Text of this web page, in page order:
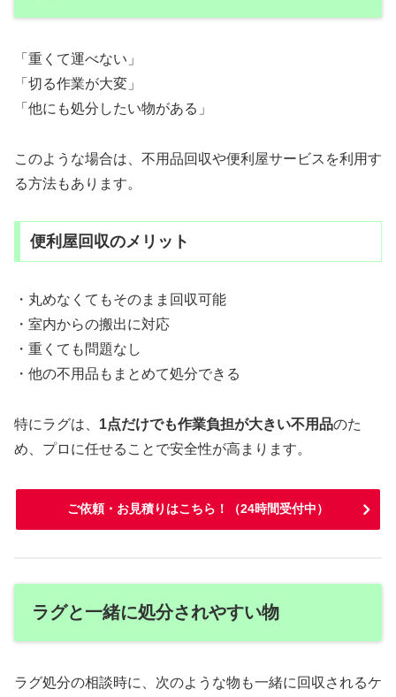
「重くて運べない」
「切る作業が大変」
「他にも処分したい物がある」
このような場合は、不用品回収や便利屋サービスを利用す
る方法もあります。
便利屋回収のメリット
・丸めなくてもそのまま回収可能
・室内からの搬出に対応
・重くても問題なし
・他の不用品もまとめて処分できる
特にラグは、 1点だけでも作業負担が大きい不用品のた
め、プロに任せることで安全性が高まります。
ご依頼・お見積りはこちら！（24時間受付中）
ラグと一緒に処分されやすい物
ラグ処分の相談時に、次のような物も一緒に回収されるケ